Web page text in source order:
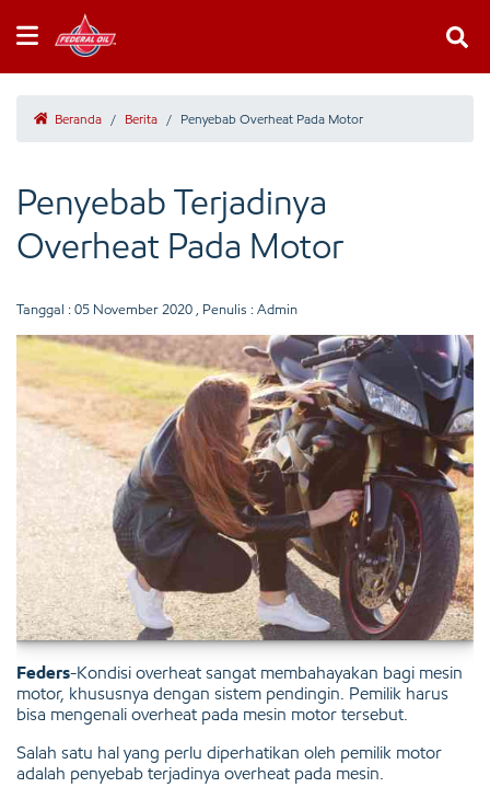
Beranda / Berita / Penyebab Overheat Pada Motor
Penyebab Terjadinya
Overheat Pada Motor
Tanggal : 05 November 2020 , Penulis : Admin
Feders-Kondisi overheat sangat membahayakan bagi mesin
motor, khususnya dengan sistem pendingin. Pemilik harus
bisa mengenali overheat pada mesin motor tersebut.
Salah satu hal yang perlu diperhatikan oleh pemilik motor
adalah penyebab terjadinya overheat pada mesin.